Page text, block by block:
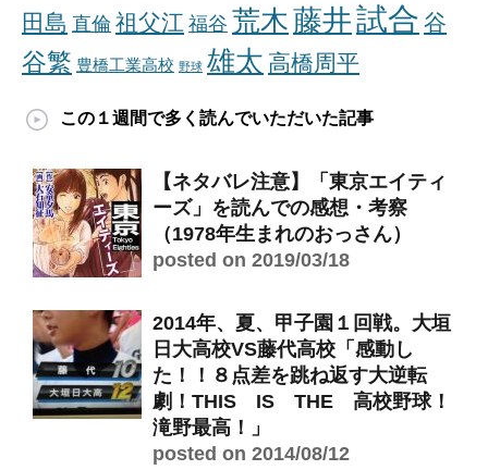
田島 直倫 祖父江 福谷 荒木藤井試合 谷
谷繁 豊橋工業高校 野球 雄太 高橋周平
この１週間で多く読んでいただいた記事
【ネタバレ注意】「東京エイティ
ーズ」を読んでの感想・考察
（1978年生まれのおっさん）
posted on 2019/03/18
2014年、夏、甲子園１回戦。大垣
日大高校VS藤代高校「感動し
た！！８点差を跳ね返す大逆転
劇！THIS IS THE 高校野球！
滝野最高！」
posted on 2014/08/12